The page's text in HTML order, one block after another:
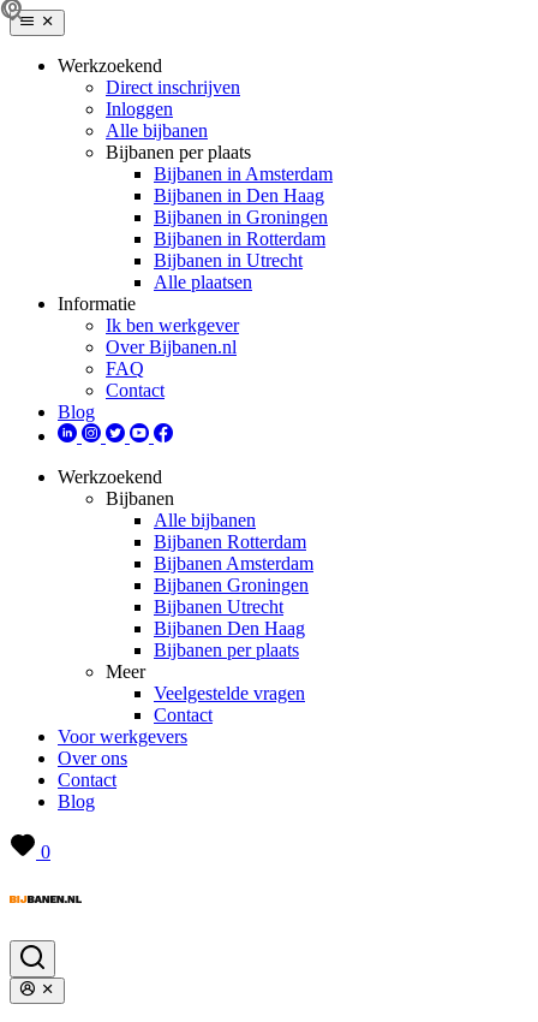
Werkzoekend
Direct inschrijven
Inloggen
Alle bijbanen
Bijbanen per plaats
Bijbanen in Amsterdam
Bijbanen in Den Haag
Bijbanen in Groningen
Bijbanen in Rotterdam
Bijbanen in Utrecht
Alle plaatsen
Informatie
Ik ben werkgever
Over Bijbanen.nl
FAQ
Contact
Blog
Werkzoekend
Bijbanen
Alle bijbanen
Bijbanen Rotterdam
Bijbanen Amsterdam
Bijbanen Groningen
Bijbanen Utrecht
Bijbanen Den Haag
Bijbanen per plaats
Meer
Veelgestelde vragen
Contact
Voor werkgevers
Over ons
Contact
Blog
0